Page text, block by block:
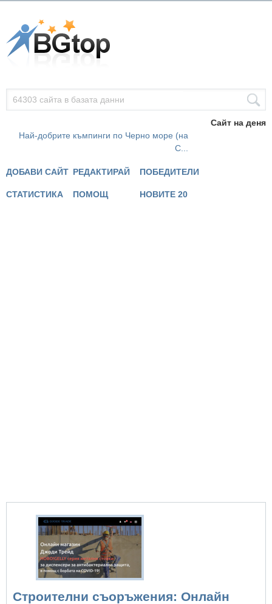
Сайт на деня
Най-добрите къмпинги по Черно море (на
С...
ДОБАВИ САЙТ РЕДАКТИРАЙ ПОБЕДИТЕЛИ
СТАТИСТИКА ПОМОЩ НОВИТЕ 20
Строителни съоръжения: Онлайн